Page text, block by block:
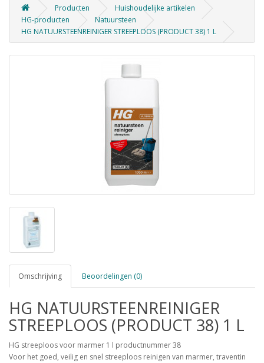
Producten
Huishoudelijke artikelen
HG-producten
Natuursteen
HG NATUURSTEENREINIGER STREEPLOOS (PRODUCT 38) 1 L
Omschrijving Beoordelingen (0)
HG NATUURSTEENREINIGER
STREEPLOOS (PRODUCT 38) 1 L
HG streeploos voor marmer 1 l productnummer 38
Voor het goed, veilig en snel streeploos reinigen van marmer, traventin